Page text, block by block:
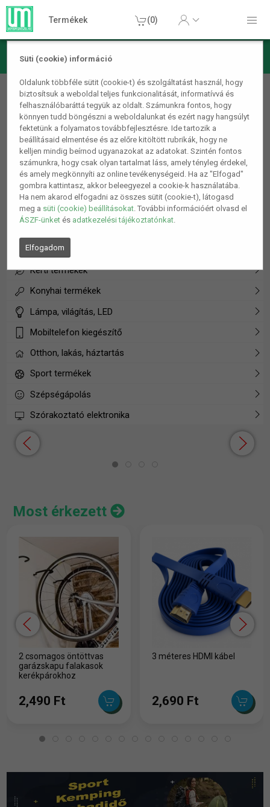
Süti (cookie) információ
Oldalunk többféle sütit (cookie-t) és szolgáltatást használ, hogy
biztosítsuk a weboldal teljes funkcionalitását, informatívvá és
felhasználóbaráttá tegyük az oldalt. Számunkra fontos, hogy
könnyen tudd böngészni a weboldalunkat és ezért nagy hangsúlyt
fektetünk a folyamatos továbbfejlesztésre. Ide tartozik a
beállításaid elmentése és az előre kitöltött rubrikák, hogy ne
kelljen mindig beírnod ugyanazokat az adatokat. Szintén fontos
számunkra, hogy csak olyan tartalmat láss, amely tényleg érdekel,
és amely megkönnyíti az online tevékenységeid. Ha az "Elfogad"
gombra kattintasz, akkor beleegyezel a cookie-k használatába.
Ha nem akarod elfogadni az összes sütit (cookie-t), látogasd
meg a süti (cookie) beállításokat. További információért olvasd el
ÁSZF-ünket és adatkezelési tájékoztatónkat.
Elfogadom
Termékek (0)
Ajándékötletek
Autós termékek
Barkács/Szerszám
Csomagolássérült termékek
Dekorációs termékek
Egészségügyi termékek
Hangtechnika
Játék, Party kellékek
Kerti termékek
Konyhai termékek
Lámpa, világítás, LED
Mobiltelefon kiegészítő
Otthon, lakás, háztartás
Sport termékek
Szépségápolás
Szórakoztató elektronika
Most érkezett
2 csomagos öntöttvas
garázskapu falakasok
kerékpárokhoz
2,490 Ft
3 méteres HDMI kábel
2,690 Ft